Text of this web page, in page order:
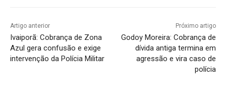
Artigo anterior
Ivaiporã: Cobrança de Zona
Azul gera confusão e exige
intervenção da Polícia Militar
Próximo artigo
Godoy Moreira: Cobrança de
dívida antiga termina em
agressão e vira caso de
polícia